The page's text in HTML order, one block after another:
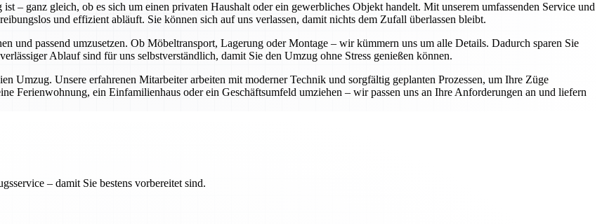
– ganz gleich, ob es sich um einen privaten Haushalt oder ein gewerbliches Objekt handelt. Mit unserem umfassenden Service und
und effizient abläuft. Sie können sich auf uns verlassen, damit nichts dem Zufall überlassen bleibt.
und passend umzusetzen. Ob Möbeltransport, Lagerung oder Montage – wir kümmern uns um alle Details. Dadurch sparen Sie
Ablauf sind für uns selbstverständlich, damit Sie den Umzug ohne Stress genießen können.
Umzug. Unsere erfahrenen Mitarbeiter arbeiten mit moderner Technik und sorgfältig geplanten Prozessen, um Ihre Züge
Ferienwohnung, ein Einfamilienhaus oder ein Geschäftsumfeld umziehen – wir passen uns an Ihre Anforderungen an und liefern
– damit Sie bestens vorbereitet sind.